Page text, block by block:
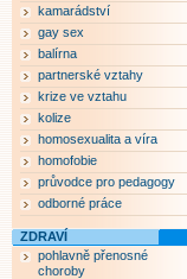
kamarádství
gay sex
balírna
partnerské vztahy
krize ve vztahu
kolize
homosexualita a víra
homofobie
průvodce pro pedagogy
odborné práce
ZDRAVÍ
pohlavně přenosné
choroby